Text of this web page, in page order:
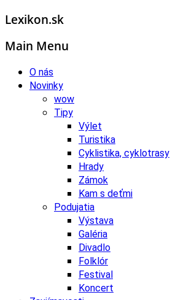
Lexikon.sk
Main Menu
O nás
Novinky
wow
Tipy
Výlet
Turistika
Cyklistika, cyklotrasy
Hrady
Zámok
Kam s deťmi
Podujatia
Výstava
Galéria
Divadlo
Folklór
Festival
Koncert